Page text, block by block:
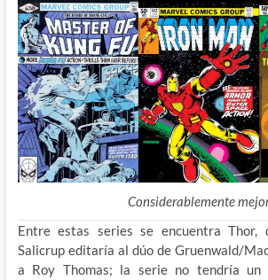
Considerablemente
Entre estas series se encuentra Thor,
Salicrup editaría al dúo de Gruenwald/
a Roy Thomas; la serie no tendría un